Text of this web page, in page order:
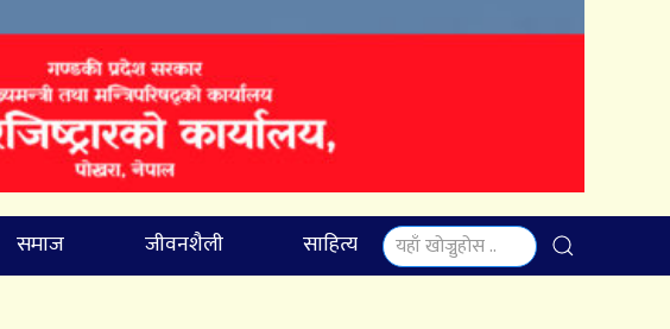
समाज जीवनशैली साहित्य